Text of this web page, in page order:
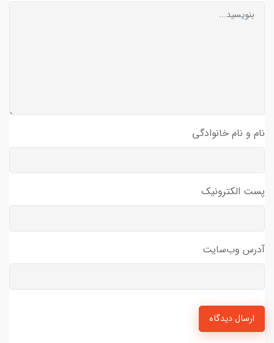
نام و نام خانوادگی
پست الکترونیک
آدرس وب‌سایت
ارسال دیدگاه